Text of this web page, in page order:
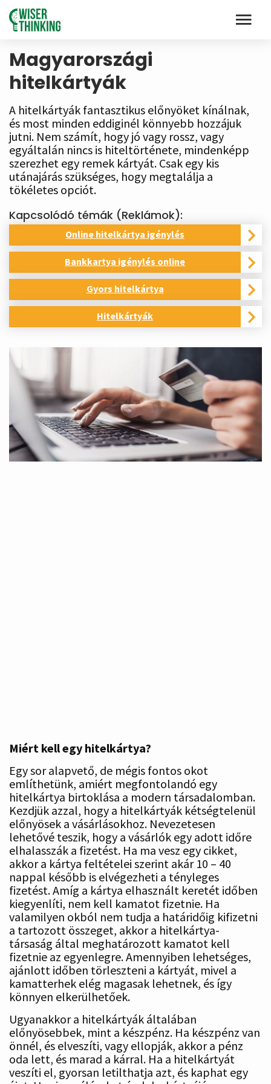
Magyarországi
hitelkártyák
A hitelkártyák fantasztikus előnyöket kínálnak,
és most minden eddiginél könnyebb hozzájuk
jutni. Nem számít, hogy jó vagy rossz, vagy
egyáltalán nincs is hiteltörténete, mindenképp
szerezhet egy remek kártyát. Csak egy kis
utánajárás szükséges, hogy megtalálja a
tökéletes opciót.
Kapcsolódó témák (Reklámok):
Online hitelkártya igénylés
Bankkartya igénylés online
Gyors hitelkártya
Hitelkártyák
Miért kell egy hitelkártya?
Egy sor alapvető, de mégis fontos okot
említhetünk, amiért megfontolandó egy
hitelkártya birtoklása a modern társadalomban.
Kezdjük azzal, hogy a hitelkártyák kétségtelenül
előnyösek a vásárlásokhoz. Nevezetesen
lehetővé teszik, hogy a vásárlók egy adott időre
elhalasszák a fizetést. Ha ma vesz egy cikket,
akkor a kártya feltételei szerint akár 10 – 40
nappal később is elvégezheti a tényleges
fizetést. Amíg a kártya elhasznált keretét időben
kiegyenlíti, nem kell kamatot fizetnie. Ha
valamilyen okból nem tudja a határidőig kifizetni
a tartozott összeget, akkor a hitelkártya-
társaság által meghatározott kamatot kell
fizetnie az egyenlegre. Amennyiben lehetséges,
ajánlott időben törleszteni a kártyát, mivel a
kamatterhek elég magasak lehetnek, és így
könnyen elkerülhetőek.
Ugyanakkor a hitelkártyák általában
előnyösebbek, mint a készpénz. Ha készpénz van
önnél, és elveszíti, vagy ellopják, akkor a pénz
oda lett, és marad a kárral. Ha a hitelkártyát
veszíti el, gyorsan letilthatja azt, és kaphat egy